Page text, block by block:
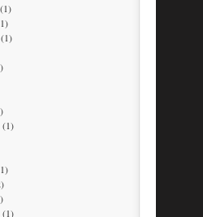
(1)
(1)
(1)
(1)